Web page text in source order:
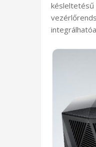
késleltetésű